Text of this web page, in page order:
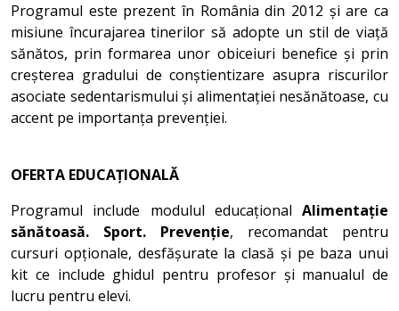
Programul este prezent în România din 2012 și are ca
misiune încurajarea tinerilor să adopte un stil de viață
sănătos, prin formarea unor obiceiuri benefice și prin
creșterea gradului de conștientizare asupra riscurilor
asociate sedentarismului și alimentației nesănătoase, cu
accent pe importanța prevenției.
OFERTA EDUCAȚIONALĂ
Programul include modulul educațional Alimentație
sănătoasă. Sport. Prevenție, recomandat pentru
cursuri opționale, desfășurate la clasă și pe baza unui
kit ce include ghidul pentru profesor și manualul de
lucru pentru elevi.